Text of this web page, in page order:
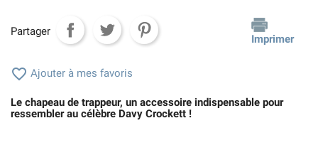
Partager
Imprimer
 Ajouter à mes favoris
Le chapeau de trappeur, un accessoire indispensable pour
ressembler au célèbre Davy Crockett !